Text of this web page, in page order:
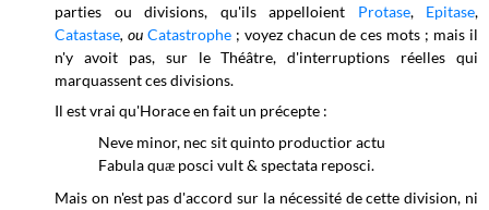
parties ou divisions, qu'ils appelloient Protase, Epitase,
Catastase, ou Catastrophe ; voyez chacun de ces mots ; mais il
n'y avoit pas, sur le Théâtre, d'interruptions réelles qui
marquassent ces divisions.
Il est vrai qu'Horace en fait un précepte :
Neve minor, nec sit quinto productior actu
Fabula quæ posci vult & spectata reposci.
Mais on n'est pas d'accord sur la nécessité de cette division, ni